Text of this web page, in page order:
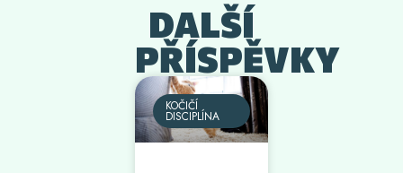
DALŠÍ
PŘÍSPĚVKY
KOČIČÍ
DISCIPLÍNA